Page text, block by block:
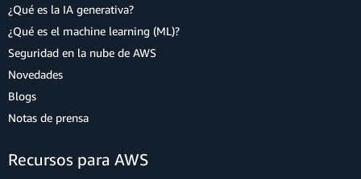
¿Qué es la IA generativa?
¿Qué es el machine learning (ML)?
Seguridad en la nube de AWS
Novedades
Blogs
Notas de prensa
Recursos para AWS